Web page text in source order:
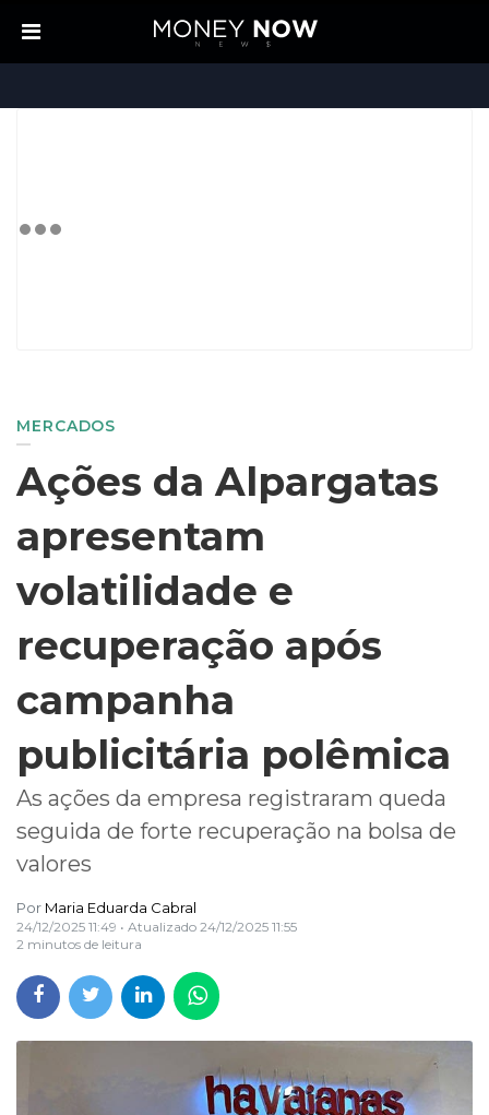
MERCADOS
Ações da Alpargatas
apresentam
volatilidade e
recuperação após
campanha
publicitária polêmica
As ações da empresa registraram queda
seguida de forte recuperação na bolsa de
valores
Por Maria Eduarda Cabral
24/12/2025 11:49 • Atualizado 24/12/2025 11:55
2 minutos de leitura